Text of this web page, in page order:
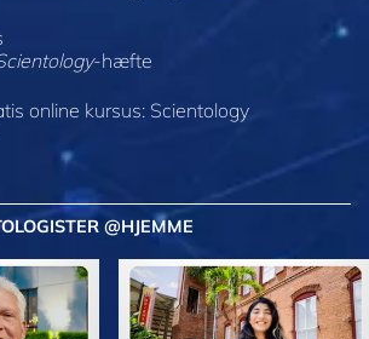
-hæfte
online kursus: Scientology
@HJEMME